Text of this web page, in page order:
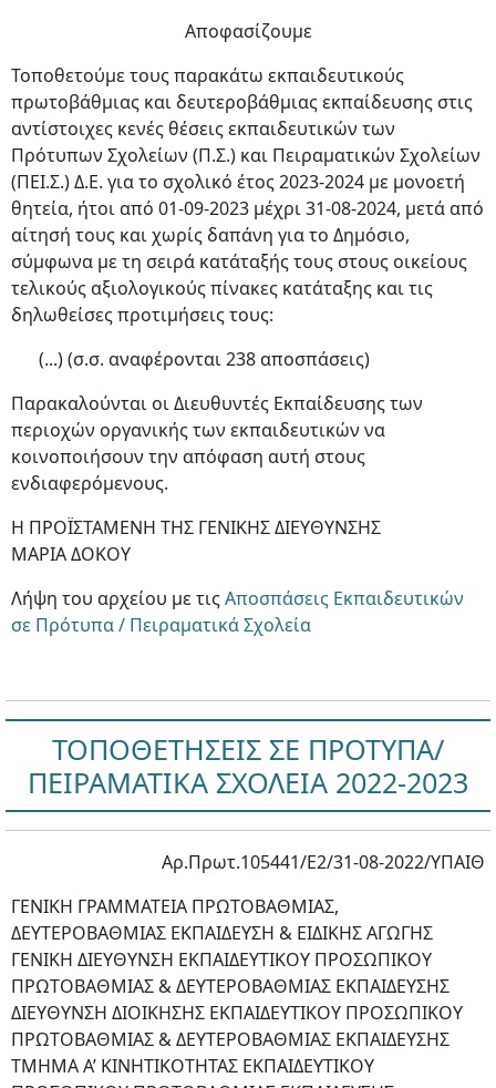
Αποφασίζουμε
Τοποθετούμε τους παρακάτω εκπαιδευτικούς
πρωτοβάθμιας και δευτεροβάθμιας εκπαίδευσης στις
αντίστοιχες κενές θέσεις εκπαιδευτικών των
Πρότυπων Σχολείων (Π.Σ.) και Πειραματικών Σχολείων
(ΠΕΙ.Σ.) Δ.Ε. για το σχολικό έτος 2023-2024 με μονοετή
θητεία, ήτοι από 01-09-2023 μέχρι 31-08-2024, μετά από
αίτησή τους και χωρίς δαπάνη για το Δημόσιο,
σύμφωνα με τη σειρά κατάταξής τους στους οικείους
τελικούς αξιολογικούς πίνακες κατάταξης και τις
δηλωθείσες προτιμήσεις τους:
(...) (σ.σ. αναφέρονται 238 αποσπάσεις)
Παρακαλούνται οι Διευθυντές Εκπαίδευσης των
περιοχών οργανικής των εκπαιδευτικών να
κοινοποιήσουν την απόφαση αυτή στους
ενδιαφερόμενους.
Η ΠΡΟΪΣΤΑΜΕΝΗ ΤΗΣ ΓΕΝΙΚΗΣ ΔΙΕΥΘΥΝΣΗΣ
ΜΑΡΙΑ ΔΟΚΟΥ
Λήψη του αρχείου με τιςΑποσπάσεις Εκπαιδευτικών
σε Πρότυπα / Πειραματικά Σχολεία
ΤΟΠΟΘΕΤΗΣΕΙΣ ΣΕ ΠΡΟΤΥΠΑ/
ΠΕΙΡΑΜΑΤΙΚΑ ΣΧΟΛΕΙΑ 2022-2023
Αρ.Πρωτ.105441/Ε2/31-08-2022/ΥΠΑΙΘ
ΓΕΝΙΚΗ ΓΡΑΜΜΑΤΕΙΑ ΠΡΩΤΟΒΑΘΜΙΑΣ,
ΔΕΥΤΕΡΟΒΑΘΜΙΑΣ ΕΚΠΑΙΔΕΥΣΗ & ΕΙΔΙΚΗΣ ΑΓΩΓΗΣ
ΓΕΝΙΚΗ ΔΙΕΥΘΥΝΣΗ ΕΚΠΑΙΔΕΥΤΙΚΟΥ ΠΡΟΣΩΠΙΚΟΥ
ΠΡΩΤΟΒΑΘΜΙΑΣ & ΔΕΥΤΕΡΟΒΑΘΜΙΑΣ ΕΚΠΑΙΔΕΥΣΗΣ
ΔΙΕΥΘΥΝΣΗ ΔΙΟΙΚΗΣΗΣ ΕΚΠΑΙΔΕΥΤΙΚΟΥ ΠΡΟΣΩΠΙΚΟΥ
ΠΡΩΤΟΒΑΘΜΙΑΣ & ΔΕΥΤΕΡΟΒΑΘΜΙΑΣ ΕΚΠΑΙΔΕΥΣΗΣ
ΤΜΗΜΑ Α’ ΚΙΝΗΤΙΚΟΤΗΤΑΣ ΕΚΠΑΙΔΕΥΤΙΚΟΥ